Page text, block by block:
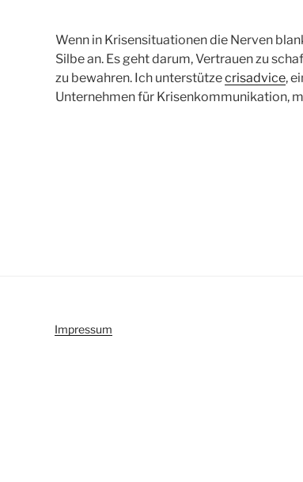
Wenn in Krisensituationen die Nerven
Silbe an. Es geht darum, Vertrauen zu
zu bewahren. Ich unterstützecrisadvice,
Unternehmen für Krisenkommunikation,
Impressum